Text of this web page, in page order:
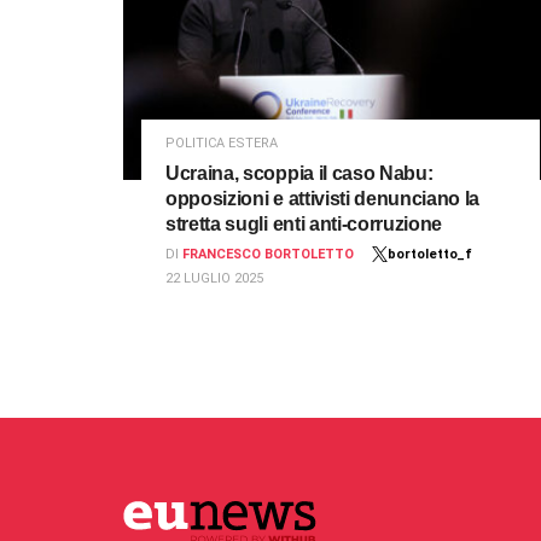
POLITICA ESTERA
Ucraina, scoppia il caso Nabu:
opposizioni e attivisti denunciano la
stretta sugli enti anti-corruzione
DI FRANCESCO BORTOLETTO
bortoletto_f
22 LUGLIO 2025